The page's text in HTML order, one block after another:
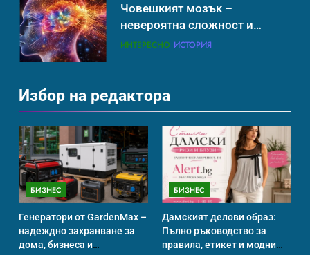
Човешкият мозък –
невероятна сложност и
възможност
ИНТЕРЕСНО ИСТОРИЯ
Ритуали от други култури,
ИСТОРИЯ
Идеи за съвременен дизайн
ИСТОРИЯ
Избор на редактора
БИЗНЕС
Генератори от GardenMax –
надеждно захранване за
дома, бизнеса и
БИЗНЕС
Дамският делови образ:
Пълно ръководство за
правила, етикет и модни